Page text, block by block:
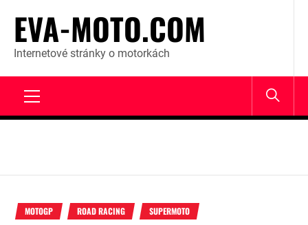
content
EVA-MOTO.COM
Internetové stránky o motorkách
MOTOGP ROAD RACING SUPERMOTO